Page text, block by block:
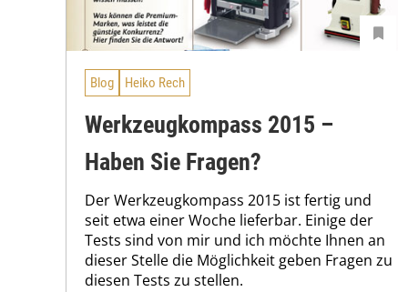
Blog Heiko Rech
Werkzeugkompass 2015 –
Haben Sie Fragen?
Der Werkzeugkompass 2015 ist fertig und
seit etwa einer Woche lieferbar. Einige der
Tests sind von mir und ich möchte Ihnen an
dieser Stelle die Möglichkeit geben Fragen zu
diesen Tests zu stellen.